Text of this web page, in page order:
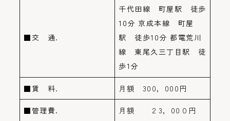
■交 通.
千代田線 町屋駅 徒歩
10分 京成本線 町屋
駅 徒歩10分 都電荒川
線 東尾久三丁目駅 徒
歩1分
■賃 料. 月額 300，000円
■管理費. 月額 ２3，00０円